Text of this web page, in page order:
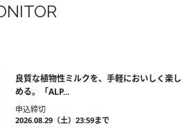
良質な植物性ミルクを、手軽においしく楽し
める。「ALP...
申込締切
2026.08.29（土）23:59まで